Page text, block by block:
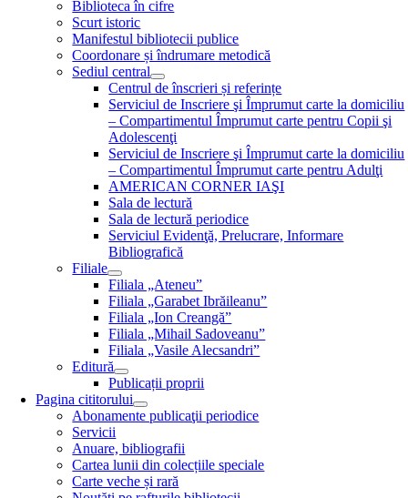
Biblioteca în cifre
Scurt istoric
Manifestul bibliotecii publice
Coordonare și îndrumare metodică
Sediul central
Centrul de înscrieri și referințe
Serviciul de Inscriere şi Împrumut carte la domiciliu
– Compartimentul Împrumut carte pentru Copii şi
Adolescenţi
Serviciul de Inscriere şi Împrumut carte la domiciliu
– Compartimentul Împrumut carte pentru Adulţi
AMERICAN CORNER IAŞI
Sala de lectură
Sala de lectură periodice
Serviciul Evidenţă, Prelucrare, Informare
Bibliografică
Filiale
Filiala „Ateneu”
Filiala „Garabet Ibrăileanu”
Filiala „Ion Creangă”
Filiala „Mihail Sadoveanu”
Filiala „Vasile Alecsandri”
Editură
Publicații proprii
Pagina cititorului
Abonamente publicaţii periodice
Servicii
Anuare, bibliografii
Cartea lunii din colecțiile speciale
Carte veche și rară